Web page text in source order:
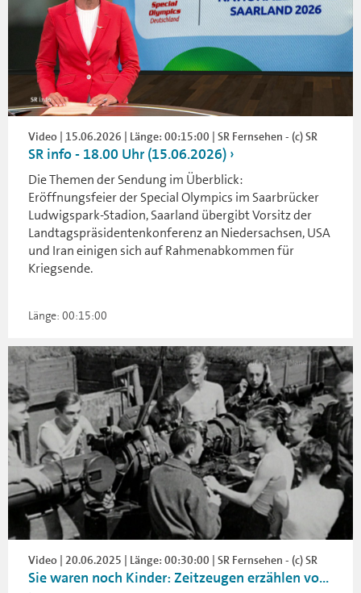
Video | 15.06.2026 | Länge: 00:15:00 | SR Fernsehen - (c) SR
SR info - 18.00 Uhr (15.06.2026)
Die Themen der Sendung im Überblick:
Eröffnungsfeier der Special Olympics im Saarbrücker
Ludwigspark-Stadion, Saarland übergibt Vorsitz der
Landtagspräsidentenkonferenz an Niedersachsen, USA
und Iran einigen sich auf Rahmenabkommen für
Kriegsende.
Länge: 00:15:00
Video | 20.06.2025 | Länge: 00:30:00 | SR Fernsehen - (c) SR
Sie waren noch Kinder: Zeitzeugen erzählen vo...